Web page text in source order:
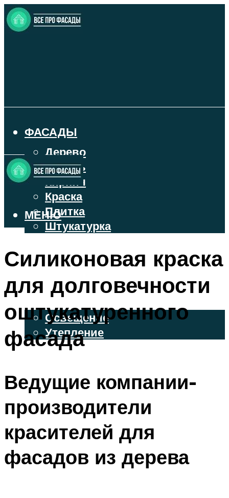
ФАСАДЫ
Дерево
Камень
Кирпич
Краска
Плитка
Штукатурка
ОСВЕЩЕНИЕ И УТЕПЛЕНИЕ
Освещение
Утепление
ДЕКОР
МЕНЮ
МЕНЮ
Силиконовая краска
для долговечности
оштукатуренного
фасада
Ведущие компании-
производители
красителей для
фасадов из дерева